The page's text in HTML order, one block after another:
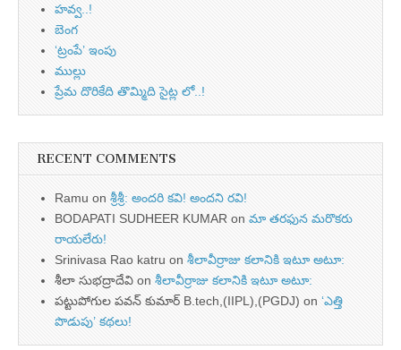
హవ్వ..!
బెంగ
‘ట్రంపే’ ఇంపు
ముల్లు
ప్రేమ దొరికేది తొమ్మిది సైట్ల లో..!
RECENT COMMENTS
Ramu on శ్రీశ్రీ: అందరి కవి! అందని రవి!
BODAPATI SUDHEER KUMAR on మా తరఫున మరొకరు
రాయలేరు!
Srinivasa Rao katru on శీలావీర్రాజు కలానికి ఇటూ అటూ:
శీలా సుభద్రాదేవి on శీలావీర్రాజు కలానికి ఇటూ అటూ:
పట్టుపోగుల పవన్ కుమార్ B.tech,(IIPL),(PGDJ) on ‘ఎత్తి
పొడుపు’ కథలు!